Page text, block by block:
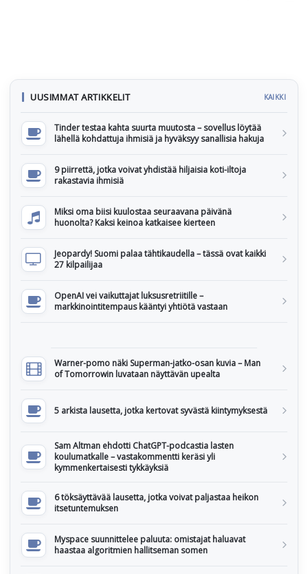
UUSIMMAT ARTIKKELIT KAIKKI
Tinder testaa kahta suurta muutosta – sovellus löytää
lähellä kohdattuja ihmisiä ja hyväksyy sanallisia hakuja
9 piirrettä, jotka voivat yhdistää hiljaisia koti-iltoja
rakastavia ihmisiä
Miksi oma biisi kuulostaa seuraavana päivänä
huonolta? Kaksi keinoa katkaisee kierteen
Jeopardy! Suomi palaa tähtikaudella – tässä ovat kaikki
27 kilpailijaa
OpenAI vei vaikuttajat luksusretriitille –
markkinointitempaus kääntyi yhtiötä vastaan
Warner-pomo näki Superman-jatko-osan kuvia – Man
of Tomorrowin luvataan näyttävän upealta
5 arkista lausetta, jotka kertovat syvästä kiintymyksestä
Sam Altman ehdotti ChatGPT-podcastia lasten
koulumatkalle – vastakommentti keräsi yli
kymmenkertaisesti tykkäyksiä
6 töksäyttävää lausetta, jotka voivat paljastaa heikon
itsetuntemuksen
Myspace suunnittelee paluuta: omistajat haluavat
haastaa algoritmien hallitseman somen